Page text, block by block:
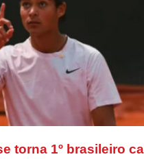
torna 1º brasileiro